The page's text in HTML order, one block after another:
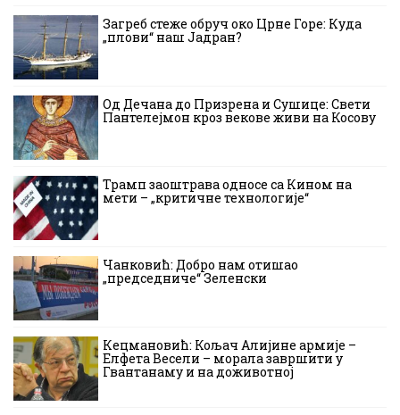
Загреб стеже обруч око Црне Горе: Куда
„плови“ наш Јадран?
Од Дечана до Призрена и Сушице: Свети
Пантелејмон кроз векове живи на Косову
Трамп заоштрава односе са Кином на
мети – „критичне технологије“
Чанковић: Добро нам отишао
„председниче“ Зеленски
Кецмановић: Кољач Алијине армије –
Елфета Весели – морала завршити у
Гвантанаму и на доживотној